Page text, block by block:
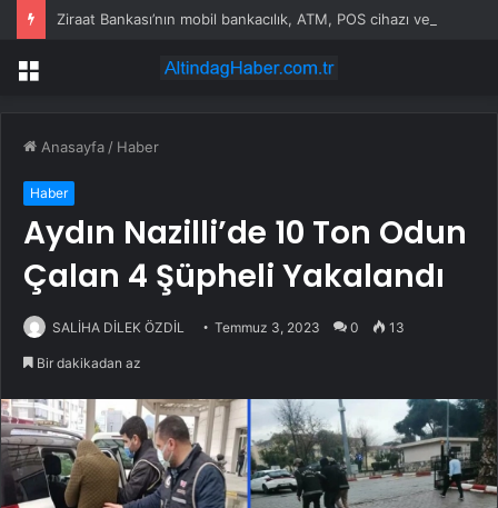
Menü
Anasayfa / Haber
Haber
Aydın Nazilli’de 10 Ton Odun
Çalan 4 Şüpheli Yakalandı
SALİHA DİLEK ÖZDİL Temmuz 3, 2023 0 13
Bir dakikadan az